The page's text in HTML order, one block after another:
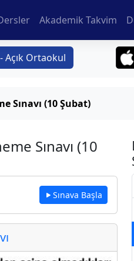
Akademik Takvim
Açık Ortaokul
Sınavı (10 Şubat)
Sınavı (10
Sınava Başla